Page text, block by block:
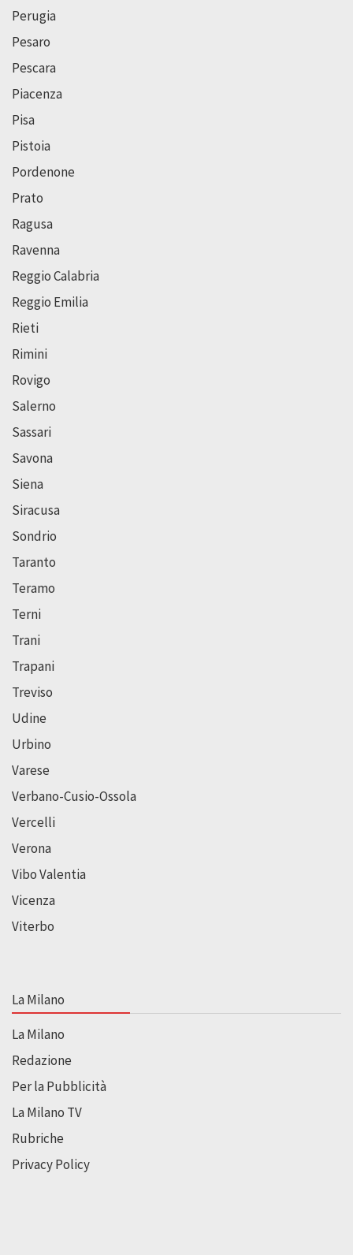
Perugia
Pesaro
Pescara
Piacenza
Pisa
Pistoia
Pordenone
Prato
Ragusa
Ravenna
Reggio Calabria
Reggio Emilia
Rieti
Rimini
Rovigo
Salerno
Sassari
Savona
Siena
Siracusa
Sondrio
Taranto
Teramo
Terni
Trani
Trapani
Treviso
Udine
Urbino
Varese
Verbano-Cusio-Ossola
Vercelli
Verona
Vibo Valentia
Vicenza
Viterbo
La Milano
La Milano
Redazione
Per la Pubblicità
La Milano TV
Rubriche
Privacy Policy